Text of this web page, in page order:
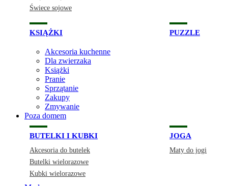
Świece sojowe
KSIĄŻKI PUZZLE
Akcesoria kuchenne
Dla zwierzaka
Książki
Pranie
Sprzątanie
Zakupy
Zmywanie
Poza domem
BUTELKI I KUBKI
Akcesoria do butelek
Butelki wielorazowe
Kubki wielorazowe
JOGA
Maty do jogi